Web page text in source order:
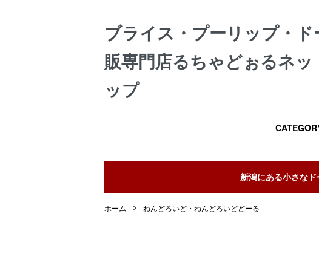
ブライス・プーリップ・ド
販専門店るちゃどぉるネッ
ップ
新潟にある小さな
ホーム ねんどろいど・ねんどろいどどーる